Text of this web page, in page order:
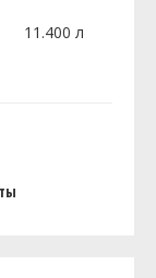
11.400 л